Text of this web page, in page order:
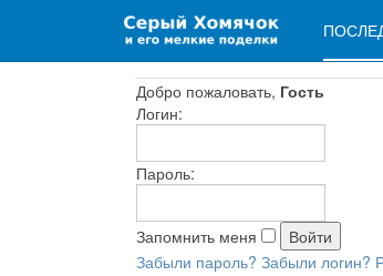
Добро пожаловать, Гость
Логин:
Пароль:
Запомнить меня
Забыли пароль? Забыли логин?